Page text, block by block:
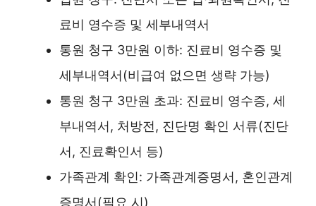
료비 영수증 및 세부내역서
통원 청구 3만원 이하: 진료비 영수증 및
세부내역서(비급여 없으면 생략 가능)
통원 청구 3만원 초과: 진료비 영수증, 세
부내역서, 처방전, 진단명 확인 서류(진단
서, 진료확인서 등)
가족관계 확인: 가족관계증명서, 혼인관계
증명서(필요 시)